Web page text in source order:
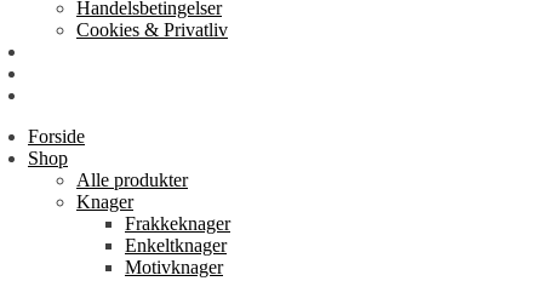
Handelsbetingelser
Cookies & Privatliv
Forside
Shop
Alle produkter
Knager
Frakkeknager
Enkeltknager
Motivknager